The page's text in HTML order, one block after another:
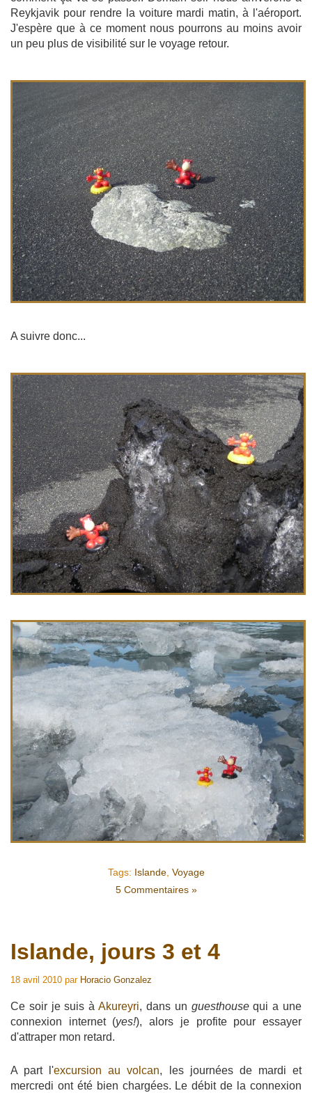
Reykjavik pour rendre la voiture mardi matin, à l'aéroport.
J'espère que à ce moment nous pourrons au moins avoir
un peu plus de visibilité sur le voyage retour.
A suivre donc...
Tags: Islande, Voyage
5 Commentaires »
Islande, jours 3 et 4
18 avril 2010 par Horacio Gonzalez
Ce soir je suis àAkureyri, dans un guesthousequi a une
connexion internet (yes!), alors je profite pour essayer
d'attraper mon retard.
A part l'excursion au volcan, les journées de mardi et
mercredi ont été bien chargées. Le débit de la connexion